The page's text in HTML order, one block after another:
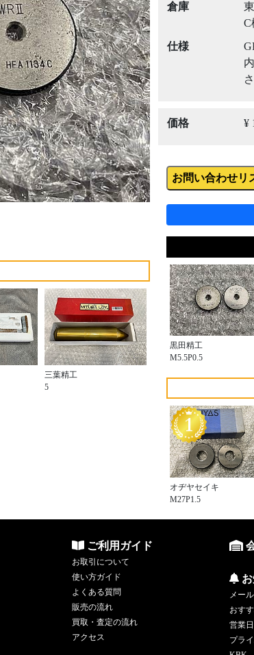
Next
三葉精工
5
倉庫
C
仕様
価格 ¥
お問い合わせリ
黒田精工
M5.5P0.5
オヂヤセイキ
M27P1.5
ご利用ガイド
お取引について
使い方ガイド
よくある質問
販売の流れ
買取・査定の流れ
アクセス
お
メー
おす
営業
プラ